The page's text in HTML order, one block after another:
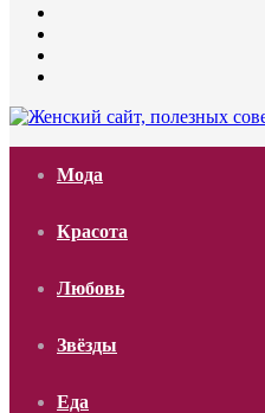
Мода
Красота
Любовь
Звёзды
Еда